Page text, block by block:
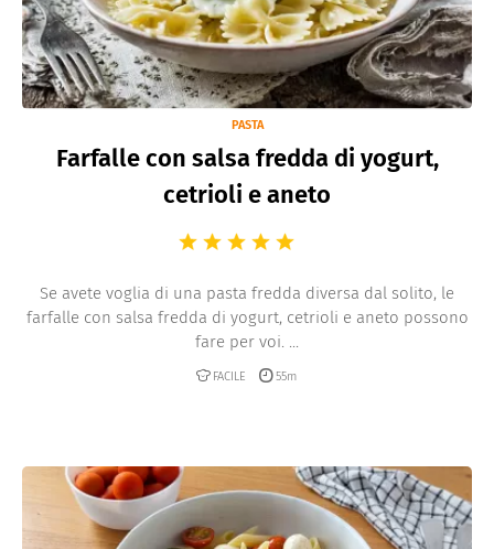
PASTA
Farfalle con salsa fredda di yogurt,
cetrioli e aneto
Se avete voglia di una pasta fredda diversa dal solito, le
farfalle con salsa fredda di yogurt, cetrioli e aneto possono
fare per voi. ...
FACILE 55m